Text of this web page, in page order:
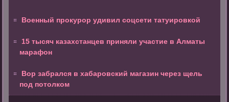
Военный прокурор удивил соцсети татуировкой
15 тысяч казахстанцев приняли участие в Алматы
марафон
Вор забрался в хабаровский магазин через щель
под потолком